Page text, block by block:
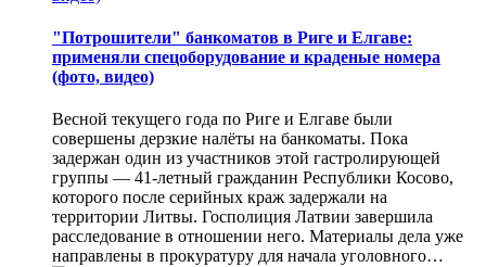
"Потрошители" банкоматов в Риге и Елгаве:
применяли спецоборудование и краденые номера
(фото, видео)
Весной текущего года по Риге и Елгаве были
совершены дерзкие налёты на банкоматы. Пока
задержан один из участников этой гастролирующей
группы — 41-летный гражданин Республики Косово,
которого после серийных краж задержали на
территории Литвы. Госполиция Латвии завершила
расследование в отношении него. Материалы дела уже
направлены в прокуратуру для начала уголовного…